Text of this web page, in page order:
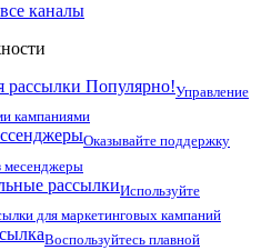
каналы
рассылки Популярно!Управление
кампаниями
Оказывайте поддержку
месенджеры
рассылкиИспользуйте
для маркетинговых кампаний
Воспользуйтесь плавной